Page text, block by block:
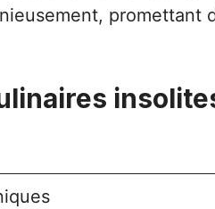
promettant